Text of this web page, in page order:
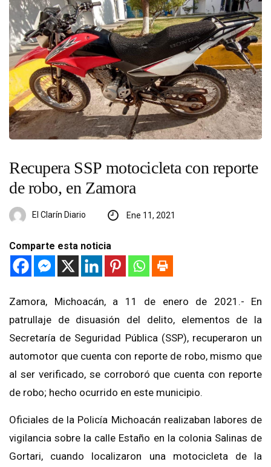
Recupera SSP motocicleta con reporte
de robo, en Zamora
El Clarín Diario Ene 11, 2021
Comparte esta noticia
Zamora, Michoacán, a 11 de enero de 2021.- En
patrullaje de disuasión del delito, elementos de la
Secretaría de Seguridad Pública (SSP), recuperaron un
automotor que cuenta con reporte de robo, mismo que
al ser verificado, se corroboró que cuenta con reporte
de robo; hecho ocurrido en este municipio.
Oficiales de la Policía Michoacán realizaban labores de
vigilancia sobre la calle Estaño en la colonia Salinas de
Gortari, cuando localizaron una motocicleta de la